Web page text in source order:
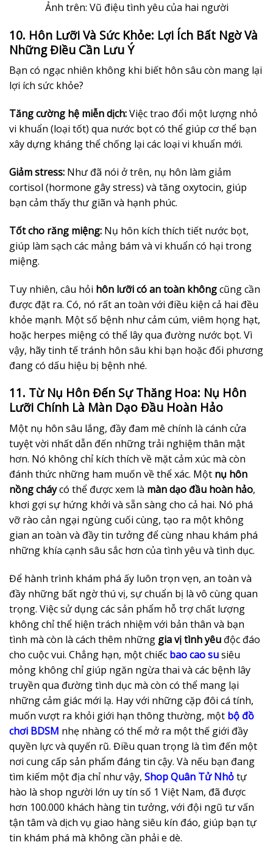
Ảnh trên: Vũ điệu tình yêu của hai người
10. Hôn Lưỡi Và Sức Khỏe: Lợi Ích Bất Ngờ Và
Những Điều Cần Lưu Ý
Bạn có ngạc nhiên không khi biết hôn sâu còn mang lại
lợi ích sức khỏe?
Tăng cường hệ miễn dịch:Việc trao đổi một lượng nhỏ
vi khuẩn (loại tốt) qua nước bọt có thể giúp cơ thể bạn
xây dựng kháng thể chống lại các loại vi khuẩn mới.
Giảm stress: Như đã nói ở trên, nụ hôn làm giảm
cortisol (hormone gây stress) và tăng oxytocin, giúp
bạn cảm thấy thư giãn và hạnh phúc.
Tốt cho răng miệng: Nụ hôn kích thích tiết nước bọt,
giúp làm sạch các mảng bám và vi khuẩn có hại trong
miệng.
Tuy nhiên, câu hỏi hôn lưỡi có an toàn khôngcũng cần
được đặt ra. Có, nó rất an toàn với điều kiện cả hai đều
khỏe mạnh. Một số bệnh như cảm cúm, viêm họng hạt,
hoặc herpes miệng có thể lây qua đường nước bọt. Vì
vậy, hãy tinh tế tránh hôn sâu khi bạn hoặc đối phương
đang có dấu hiệu bị bệnh nhé.
11. Từ Nụ Hôn Đến Sự Thăng Hoa: Nụ Hôn
Lưỡi Chính Là Màn Dạo Đầu Hoàn Hảo
Một nụ hôn sâu lắng, đầy đam mê chính là cánh cửa
tuyệt vời nhất dẫn đến những trải nghiệm thân mật
hơn. Nó không chỉ kích thích về mặt cảm xúc mà còn
đánh thức những ham muốn về thể xác. Một nụ hôn
nồng cháycó thể được xem là màn dạo đầu hoàn hảo,
khơi gợi sự hứng khởi và sẵn sàng cho cả hai. Nó phá
vỡ rào cản ngại ngùng cuối cùng, tạo ra một không
gian an toàn và đầy tin tưởng để cùng nhau khám phá
những khía cạnh sâu sắc hơn của tình yêu và tình dục.
Để hành trình khám phá ấy luôn trọn vẹn, an toàn và
đầy những bất ngờ thú vị, sự chuẩn bị là vô cùng quan
trọng. Việc sử dụng các sản phẩm hỗ trợ chất lượng
không chỉ thể hiện trách nhiệm với bản thân và bạn
tình mà còn là cách thêm những gia vị tình yêu độc đáo
cho cuộc vui. Chẳng hạn, một chiếc bao cao susiêu
mỏng không chỉ giúp ngăn ngừa thai và các bệnh lây
truyền qua đường tình dục mà còn có thể mang lại
những cảm giác mới lạ. Hay với những cặp đôi cá tính,
muốn vượt ra khỏi giới hạn thông thường, một bộ đồ
chơi BDSM nhẹ nhàng có thể mở ra một thế giới đầy
quyền lực và quyến rũ. Điều quan trọng là tìm đến một
nơi cung cấp sản phẩm đáng tin cậy. Và nếu bạn đang
tìm kiếm một địa chỉ như vậy, Shop Quân Tử Nhỏtự
hào là shop người lớn uy tín số 1 Việt Nam, đã được
hơn 100.000 khách hàng tin tưởng, với đội ngũ tư vấn
tận tâm và dịch vụ giao hàng siêu kín đáo, giúp bạn tự
tin khám phá mà không cần phải e dè.